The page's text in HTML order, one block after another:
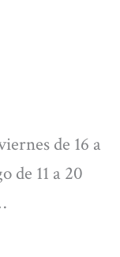
de 16 a
de 11 a 20